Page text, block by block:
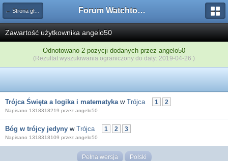
← Strona główna Forum Watchtower
Zawartość użytkownika angelo50
Odnotowano 2 pozycji dodanych przez angelo50
(Rezultat wyszukiwania ograniczony do daty: 2019-04-26 )
Trójca Święta a logika i matematykaw Trójca 1 2
Napisano 1318318219 przez angelo50
Bóg w trójcy jedyny w Trójca 1 2 3
Napisano 1318318109 przez angelo50
Pełna wersja Polski